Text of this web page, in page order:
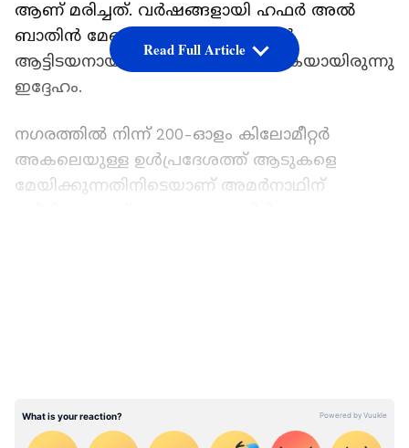
ആണ് മരിച്ചത്. വർഷങ്ങളായി ഹഫർ അൽ
ബാതിൻ മേഖലയിലെ മരുഭൂമിയിൽ
ആട്ടിടയനായി ജോലി ചെയ്തുവരികയായിരുന്നു
ഇദ്ദേഹം.
നഗരത്തിൽ നിന്ന് 200-ഓളം കിലോമീറ്റർ
അകലെയുള്ള ഉൾപ്രദേശത്ത് ആടുകളെ
മേയിക്കുന്നതിനിടെയാണ് അമർനാഥിന്
നേതൃത്വത്തിൽ ഇന്ത്യൻ എംബസിയുടെ
സഹായത്തോടെ പോസ്റ്റ്മോർട്ടം ഉൾപ്പെടെയുള്ള
Read Full Article